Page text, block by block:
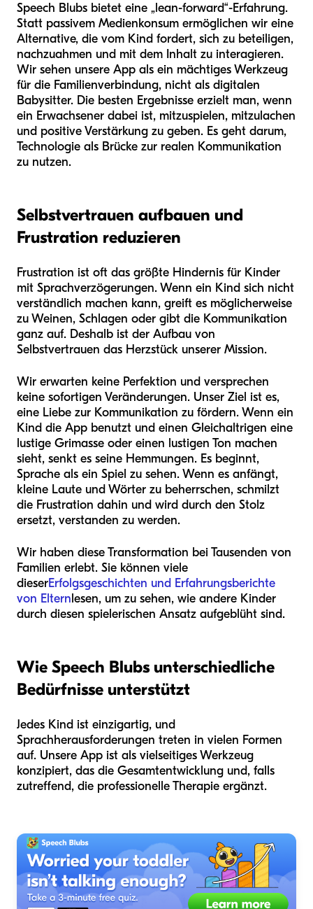
Speech Blubs bietet eine „lean-forward“-Erfahrung.
Statt passivem Medienkonsum ermöglichen wir eine
Alternative, die vom Kind fordert, sich zu beteiligen,
nachzuahmen und mit dem Inhalt zu interagieren.
Wir sehen unsere App als ein mächtiges Werkzeug
für die Familienverbindung, nicht als digitalen
Babysitter. Die besten Ergebnisse erzielt man, wenn
ein Erwachsener dabei ist, mitzuspielen, mitzulachen
und positive Verstärkung zu geben. Es geht darum,
Technologie als Brücke zur realen Kommunikation
zu nutzen.
Selbstvertrauen aufbauen und
Frustration reduzieren
Frustration ist oft das größte Hindernis für Kinder
mit Sprachverzögerungen. Wenn ein Kind sich nicht
verständlich machen kann, greift es möglicherweise
zu Weinen, Schlagen oder gibt die Kommunikation
ganz auf. Deshalb ist der Aufbau von
Selbstvertrauen das Herzstück unserer Mission.
Wir erwarten keine Perfektion und versprechen
keine sofortigen Veränderungen. Unser Ziel ist es,
eine Liebe zur Kommunikation zu fördern. Wenn ein
Kind die App benutzt und einen Gleichaltrigen eine
lustige Grimasse oder einen lustigen Ton machen
sieht, senkt es seine Hemmungen. Es beginnt,
Sprache als ein Spiel zu sehen. Wenn es anfängt,
kleine Laute und Wörter zu beherrschen, schmilzt
die Frustration dahin und wird durch den Stolz
ersetzt, verstanden zu werden.
Wir haben diese Transformation bei Tausenden von
Familien erlebt. Sie können viele
dieserErfolgsgeschichten und Erfahrungsberichte
von Elternlesen, um zu sehen, wie andere Kinder
durch diesen spielerischen Ansatz aufgeblüht sind.
Wie Speech Blubs unterschiedliche
Bedürfnisse unterstützt
Jedes Kind ist einzigartig, und
Sprachherausforderungen treten in vielen Formen
auf. Unsere App ist als vielseitiges Werkzeug
konzipiert, das die Gesamtentwicklung und, falls
zutreffend, die professionelle Therapie ergänzt.